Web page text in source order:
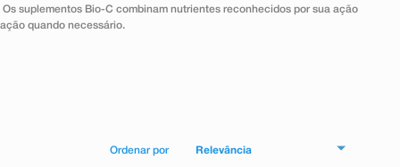
suplementos Bio-C combinam nutrientes reconhecidos por sua ação
quando necessário.
Relevância